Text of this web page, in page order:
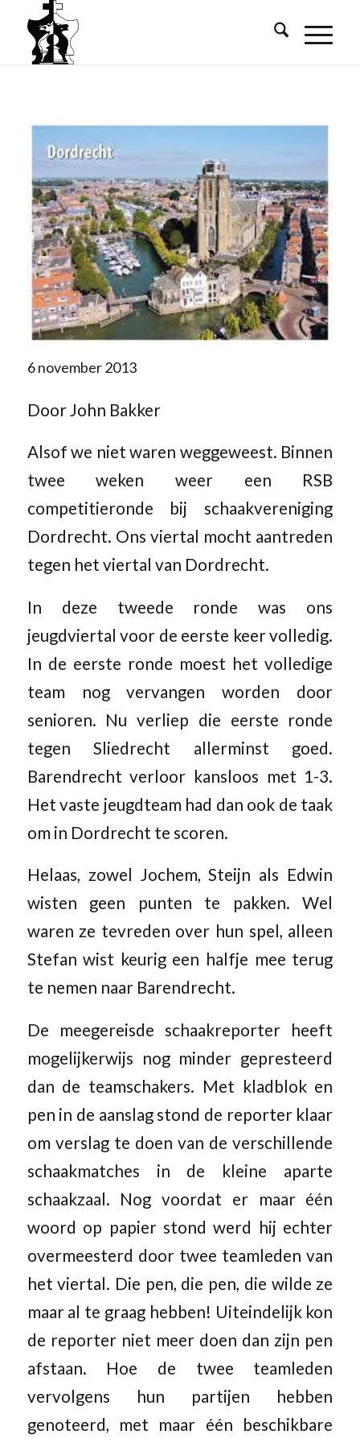
6 november 2013
Door John Bakker
Alsof we niet waren weggeweest. Binnen
twee weken weer een RSB
competitieronde bij schaakvereniging
Dordrecht. Ons viertal mocht aantreden
tegen het viertal van Dordrecht.
In deze tweede ronde was ons
jeugdviertal voor de eerste keer volledig.
In de eerste ronde moest het volledige
team nog vervangen worden door
senioren. Nu verliep die eerste ronde
tegen Sliedrecht allerminst goed.
Barendrecht verloor kansloos met 1-3.
Het vaste jeugdteam had dan ook de taak
om in Dordrecht te scoren.
Helaas, zowel Jochem, Steijn als Edwin
wisten geen punten te pakken. Wel
waren ze tevreden over hun spel, alleen
Stefan wist keurig een halfje mee terug
te nemen naar Barendrecht.
De meegereisde schaakreporter heeft
mogelijkerwijs nog minder gepresteerd
dan de teamschakers. Met kladblok en
pen in de aanslag stond de reporter klaar
om verslag te doen van de verschillende
schaakmatches in de kleine aparte
schaakzaal. Nog voordat er maar één
woord op papier stond werd hij echter
overmeesterd door twee teamleden van
het viertal. Die pen, die pen, die wilde ze
maar al te graag hebben! Uiteindelijk kon
de reporter niet meer doen dan zijn pen
afstaan. Hoe de twee teamleden
vervolgens hun partijen hebben
genoteerd, met maar één beschikbare